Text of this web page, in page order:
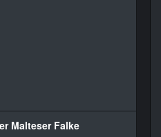
Malteser Falke